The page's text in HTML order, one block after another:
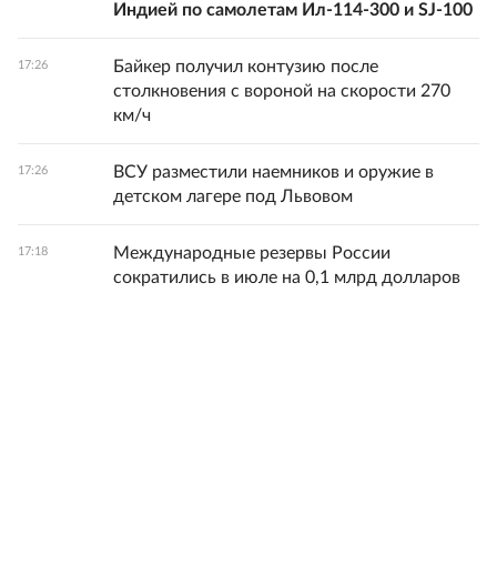
Индией по самолетам Ил-114-300 и SJ-100
17:26
Байкер получил контузию после
столкновения с вороной на скорости 270
км/ч
17:26
ВСУ разместили наемников и оружие в
детском лагере под Львовом
17:18
Международные резервы России
сократились в июле на 0,1 млрд долларов